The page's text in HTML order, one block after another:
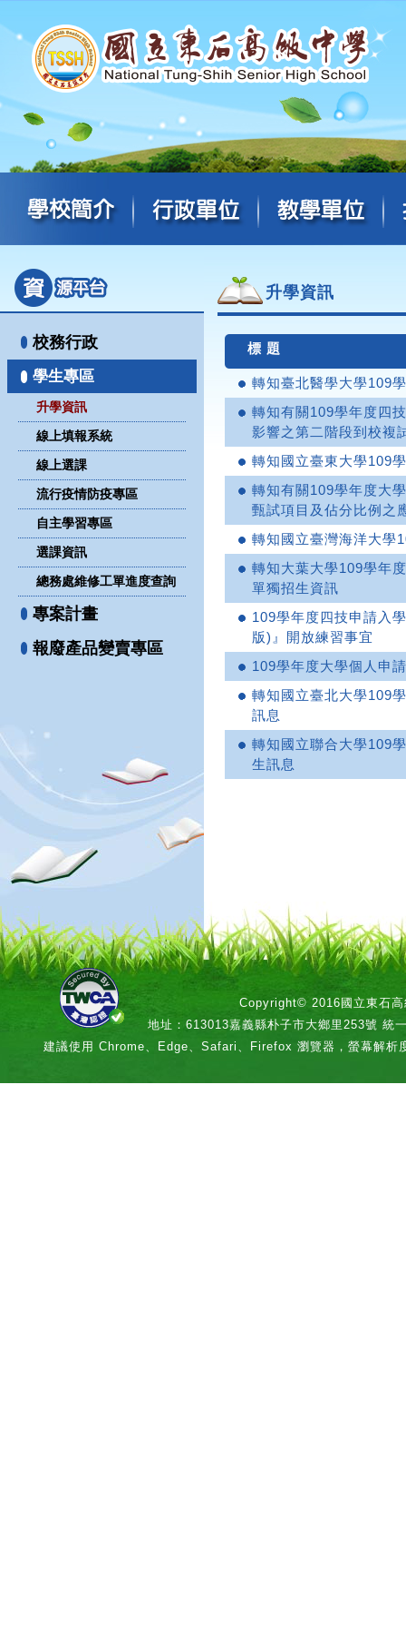
校務行政
學生專區
升學資訊
線上填報系統
線上選課
流行疫情防疫專區
自主學習專區
選課資訊
總務處維修工單進度查詢
專案計畫
報廢產品變賣專區
升學資訊
標 題
轉知臺北醫學大學109
轉知有關109學年度四
影響之第二階段到校複
轉知國立臺東大學109
轉知有關109學年度大
甄試項目及佔分比例之
轉知國立臺灣海洋大學
轉知大葉大學109學年
單獨招生資訊
109學年度四技申請入
版)』開放練習事宜
109學年度大學個人申
轉知國立臺北大學109
訊息
轉知國立聯合大學109
生訊息
Copyright© 2016國立東石高
地址：613013嘉義縣朴子市大鄉里253號 統
建議使用 Chrome、Edge、Safari、Firefox 瀏覽器，螢幕解